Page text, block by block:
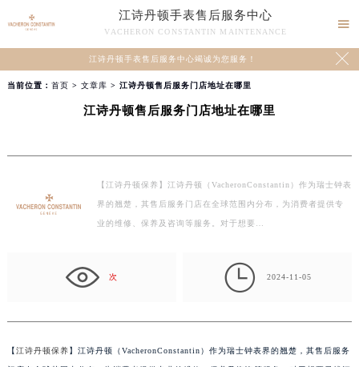
江诗丹顿手表售后服务中心
VACHERON CONSTANTIN MAINTENANCE

江诗丹顿手表售后服务中心竭诚为您服务！ 
当前位置： 首页 > 文章库 > 江诗丹顿售后服务门店地址在哪里
江诗丹顿售后服务门店地址在哪里
【江诗丹顿保养】江诗丹顿（VacheronConstantin）作为瑞士钟表
界的翘楚，其售后服务门店在全球范围内分布，为消费者提供专
业的维修、保养及咨询等服务。对于想要…
次  2024-11-05
【江诗丹顿保养】江诗丹顿（VacheronConstantin）作为瑞士钟表界的翘楚，其售后服务